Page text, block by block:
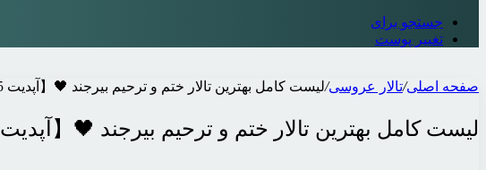
جستجو برای
تغییر پوست
صفحه اصلی/تالار عروسی/لیست کامل بهترین تالار ختم و ترحیم بیرجند 🖤【آپدیت 1405】
لیست کامل بهترین تالار ختم و ترحیم بیرجند 🖤【آپدیت 1405】